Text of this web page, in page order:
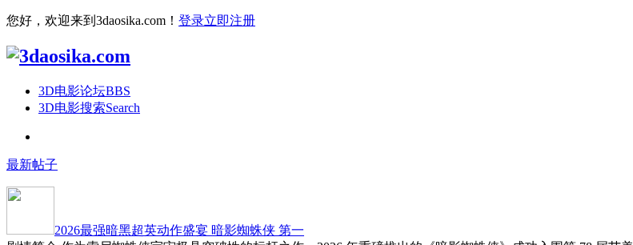
您好，欢迎来到3daosika.com！ 登录立即注册
3D电影论坛BBS
3D电影搜索Search
最新帖子
2026最强暗黑超英动作盛宴 暗影蜘蛛侠 第一